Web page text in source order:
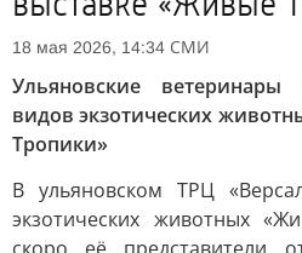
18 мая 2026, 14:34 СМИ
Ульяновские
видов экзотических
Тропики»
В ульяновском ТРЦ
экзотических животных